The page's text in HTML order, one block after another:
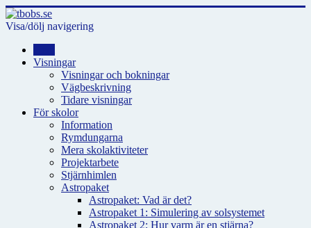
Visa/dölj navigering
Visningar
Visningar och bokningar
Vägbeskrivning
Tidare visningar
För skolor
Information
Rymdungarna
Mera skolaktiviteter
Projektarbete
Stjärnhimlen
Astropaket
Astropaket: Vad är det?
Astropaket 1: Simulering av solsystemet
Astropaket 2: Hur varm är en stjärna?